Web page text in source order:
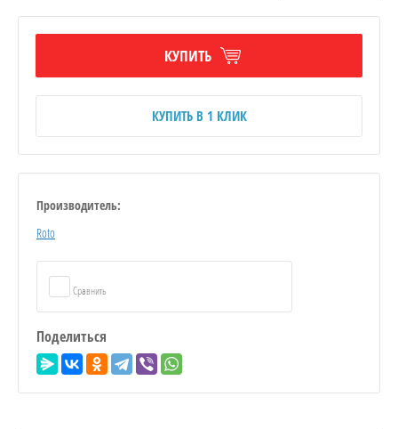
КУПИТЬ
КУПИТЬ В 1 КЛИК
Производитель:
Roto
Сравнить
Поделиться